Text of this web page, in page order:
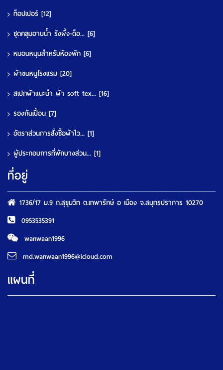
ท็อปเปอร์ [12]
ชุดคลุมอาบน้ำ รังผึ้ง-ด็อ... [6]
หมอนหนุนสำหรับห้องพัก [6]
ผ้าขนหนูโรงแรม [20]
สเปกผ้าแนะนำ ผ้า soft tex... [16]
รองกันเปื้อน [7]
อัตราส่วนการสั่งซื้อผ้าไว... [1]
ผู้ประกอบการที่พักบางส่วน... [1]
ที่อยู่
1736/17 ม.9 ถ.สุขุมวิท ต.เทพารักษ์ อ เมือง จ.สมุทรปราการ 10270
0953535391
wanwaan1996
md.wanwaan1996@icloud.com
แผนที่